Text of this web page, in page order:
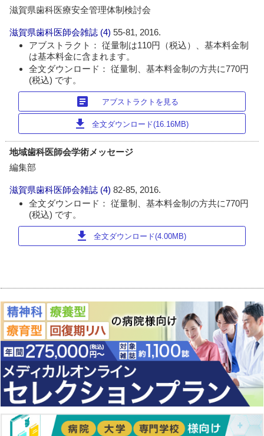
滋賀県歯科医療安全管理体制検討会
滋賀県歯科医師会雑誌 (4)55-81, 2016.
アブストラクト： 従量制は110円（税込）、基本料金制
は基本料金に含まれます。
全文ダウンロード： 従量制、基本料金制の方共に770円
(税込) です。
article アブストラクトを見る
download 全文ダウンロード(16.16MB)
地域歯科医師会学術メッセージ
編集部
滋賀県歯科医師会雑誌 (4)82-85, 2016.
全文ダウンロード： 従量制、基本料金制の方共に770円
(税込) です。
download 全文ダウンロード(4.00MB)